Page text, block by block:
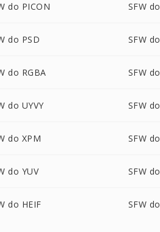
do PICON SFW
do PSD SFW
do RGBA SFW
do UYVY SFW
do XPM SFW
do YUV SFW
do HEIF SFW